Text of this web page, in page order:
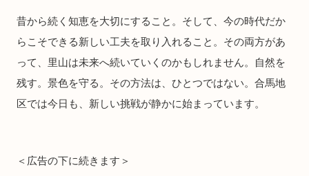
昔から続く知恵を大切にすること。そして、今の時代だか
らこそできる新しい工夫を取り入れること。その両方があ
って、里山は未来へ続いていくのかもしれません。自然を
残す。景色を守る。その方法は、ひとつではない。合馬地
区では今日も、新しい挑戦が静かに始まっています。
＜広告の下に続きます＞